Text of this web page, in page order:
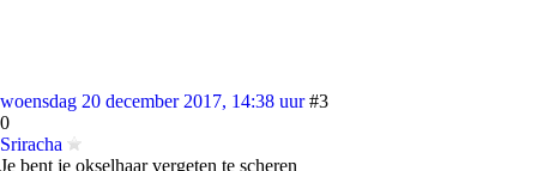
woensdag 20 december 2017, 14:38 uur #3
0
Sriracha
Je bent je okselhaar vergeten te scheren